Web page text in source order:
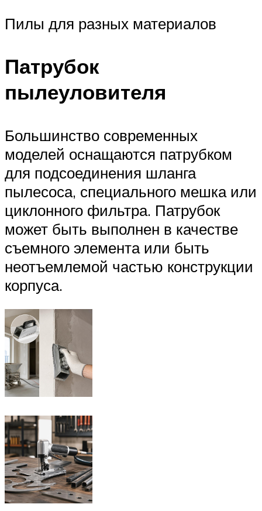
Пилы для разных материалов
Патрубок
пылеуловителя
Большинство современных
моделей оснащаются патрубком
для подсоединения шланга
пылесоса, специального мешка или
циклонного фильтра. Патрубок
может быть выполнен в качестве
съемного элемента или быть
неотъемлемой частью конструкции
корпуса.